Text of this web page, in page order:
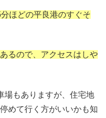
ほどの平良港のすぐそ
るので、アクセスはしや
場もありますが、住宅地
めて行く方がいいかも知